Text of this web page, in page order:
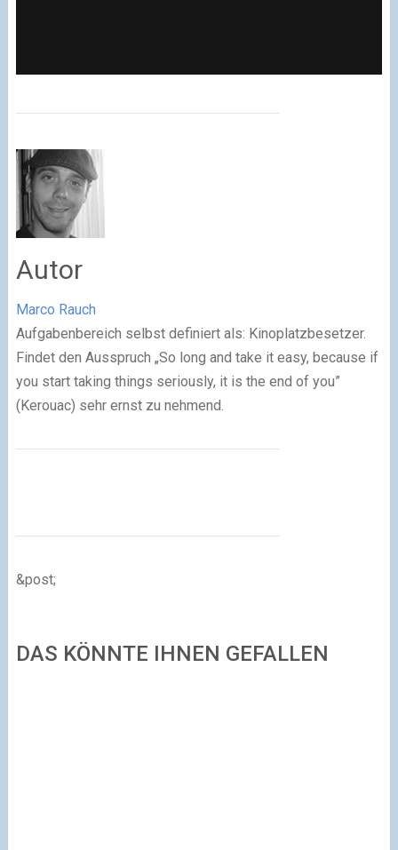
Autor
Marco Rauch
Aufgabenbereich selbst definiert als: Kinoplatzbesetzer.
Findet den Ausspruch „So long and take it easy, because if
you start taking things seriously, it is the end of you”
(Kerouac) sehr ernst zu nehmend.
&post;
DAS KÖNNTE IHNEN GEFALLEN